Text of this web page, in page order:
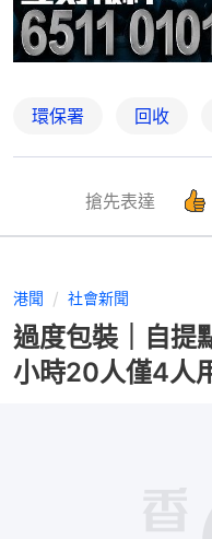
環保署 回收
搶先表達
港聞 社會新聞
過度包裝｜自
小時20人僅4人